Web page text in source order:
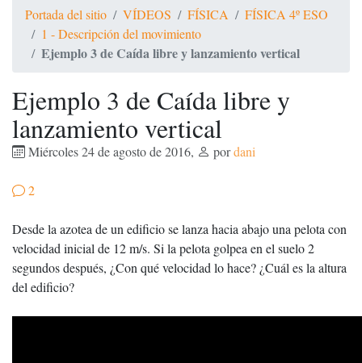
Portada del sitio VÍDEOS FÍSICA
FÍSICA 4º ESO
1 - Descripción del movimiento
Ejemplo 3 de Caída libre y lanzamiento vertical
Ejemplo 3 de Caída libre y
lanzamiento vertical
Miércoles 24 de agosto de 2016, pordani
2
Desde la azotea de un edificio se lanza hacia abajo una pelota con
velocidad inicial de 12 m/s. Si la pelota golpea en el suelo 2
segundos después, ¿Con qué velocidad lo hace? ¿Cuál es la altura
del edificio?